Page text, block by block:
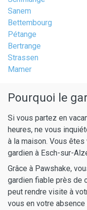
Sanem
Bettembourg
Pétange
Bertrange
Strassen
Mamer
Pourquoi le
Si vous partez en
heures, ne vous
à la maison. Vous
gardien à Esch-sur-
Grâce à Pawshake,
gardien fiable près de
peut rendre visite à
vous en votre